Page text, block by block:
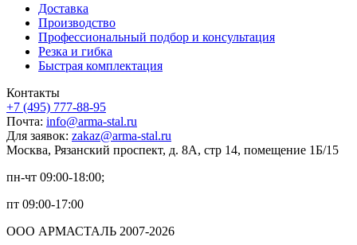
Доставка
Производство
Профессиональный подбор и консультация
Резка и гибка
Быстрая комплектация
Контакты
+7 (495) 777-88-95
Почта: info@arma-stal.ru
Для заявок: zakaz@arma-stal.ru
Москва, Рязанский проспект, д. 8А, стр 14, помещение 1Б/15
пн-чт 09:00-18:00;
пт 09:00-17:00
ООО АРМАСТАЛЬ 2007-2026